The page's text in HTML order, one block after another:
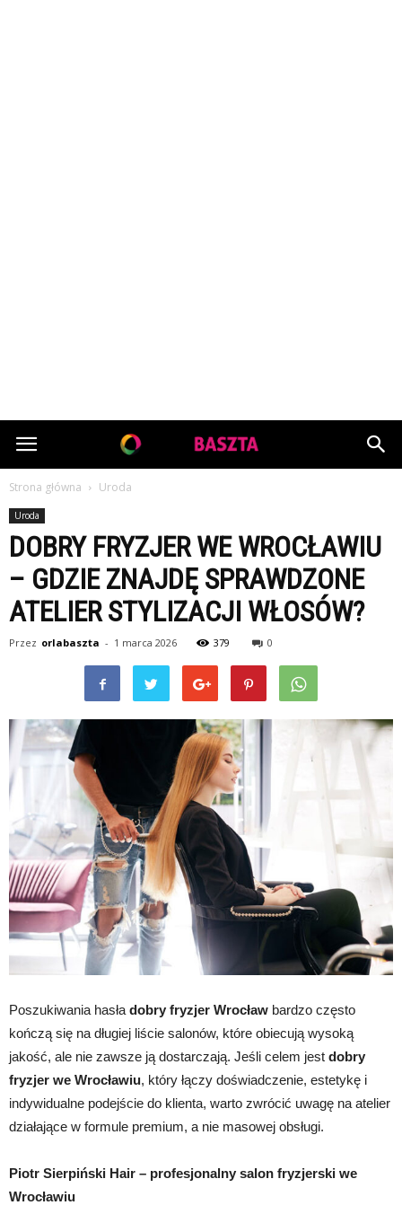
OrlaBaszta.pl
Strona główna Uroda
Uroda
DOBRY FRYZJER WE WROCŁAWIU
– GDZIE ZNAJDĘ SPRAWDZONE
ATELIER STYLIZACJI WŁOSÓW?
Przez orlabaszta - 1 marca 2026 379 0
Poszukiwania hasła dobry fryzjer Wrocław bardzo często
kończą się na długiej liście salonów, które obiecują wysoką
jakość, ale nie zawsze ją dostarczają. Jeśli celem jest dobry
fryzjer we Wrocławiu, który łączy doświadczenie, estetykę i
indywidualne podejście do klienta, warto zwrócić uwagę na atelier
działające w formule premium, a nie masowej obsługi.
Piotr Sierpiński Hair – profesjonalny salon fryzjerski we
Wrocławiu